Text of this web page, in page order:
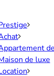
de luxe